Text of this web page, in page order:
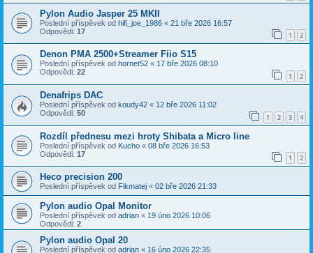
Pylon Audio Jasper 25 MKII
Poslední příspěvek od hifi_joe_1986 « 21 bře 2026 16:57
Odpovědi: 17 1 2
Denon PMA 2500+Streamer Fiio S15
Poslední příspěvek od hornet52 « 17 bře 2026 08:10
Odpovědi: 22 1 2
Denafrips DAC
Poslední příspěvek od koudy42 « 12 bře 2026 11:02
Odpovědi: 50 1 2 3 4
Rozdíl přednesu mezi hroty Shibata a Micro line
Poslední příspěvek od Kucho « 08 bře 2026 16:53
Odpovědi: 17 1 2
Heco precision 200
Poslední příspěvek od Fikmatej « 02 bře 2026 21:33
Pylon audio Opal Monitor
Poslední příspěvek od adrian « 19 úno 2026 10:06
Odpovědi: 2
Pylon audio Opal 20
Poslední příspěvek od adrian « 16 úno 2026 22:35